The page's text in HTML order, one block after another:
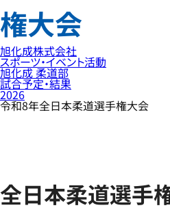
権大会
旭化成株式会社
スポーツ・イベント活動
旭化成 柔道部
試合予定・結果
2026
令和8年全日本柔道選手権大会
全日本柔道選手